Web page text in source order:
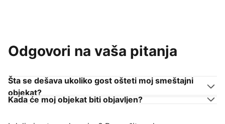
Odgovori na vaša pitanja
Šta se dešava ukoliko gost ošteti moj smeštajni
objekat?
Kada će moj objekat biti objavljen?